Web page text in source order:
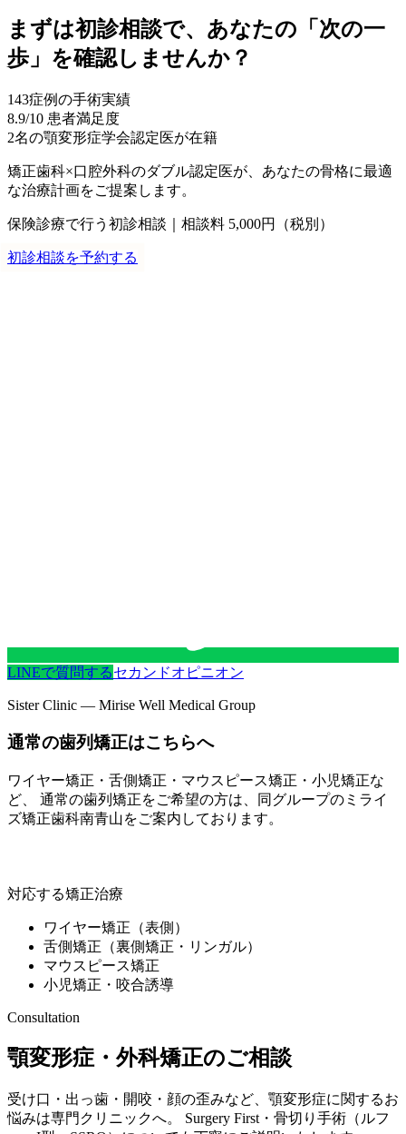
まずは初診相談で、あなたの「次の一
歩」を確認しませんか？
143症例の手術実績
8.9/10 患者満足度
2名の顎変形症学会認定医が在籍
矯正歯科×口腔外科のダブル認定医が、あなたの骨格に最適
な治療計画をご提案します。
保険診療で行う初診相談｜相談料 5,000円（税別）
初診相談を予約する
LINEで質問するセカンドオピニオン
Sister Clinic — Mirise Well Medical Group
通常の歯列矯正はこちらへ
ワイヤー矯正・舌側矯正・マウスピース矯正・小児矯正な
ど、 通常の歯列矯正をご希望の方は、同グループの ミライ
ズ矯正歯科南青山をご案内しております。
対応する矯正治療
ワイヤー矯正（表側）
舌側矯正（裏側矯正・リンガル）
マウスピース矯正
小児矯正・咬合誘導
Consultation
顎変形症・外科矯正のご相談
受け口・出っ歯・開咬・顔の歪みなど、顎変形症に関するお
悩みは専門クリニックへ。 Surgery First・骨切り手術（ルフ